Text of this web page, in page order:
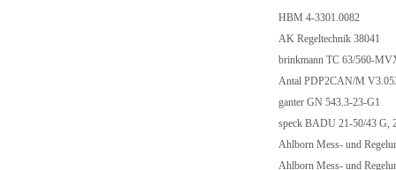
HBM 4-3301.0082
AK Regeltechnik 38041
brinkmann TC 63/560-
Antal PDP2CAN/M
ganter GN 543.3-23-G1
speck BADU 21-50/43 G,
Ahlborn Mess- und
Ahlborn Mess- und